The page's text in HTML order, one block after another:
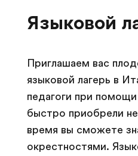
Языковой
Приглашаем вас
языковой лагерь в
педагоги при
быстро приобрели
время вы сможете
окрестностями.